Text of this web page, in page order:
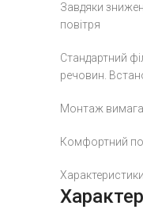
Завдяки
повітря
Стандартний
речовин.
Монтаж
Комфортний
Характеристики